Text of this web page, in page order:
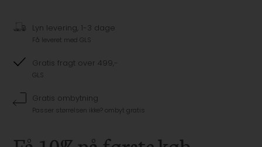
Lyn levering, 1-3 dage
Få leveret med GLS
Gratis fragt over 499,-
GLS
Gratis ombytning
Passer størrelsen ikke? ombyt gratis